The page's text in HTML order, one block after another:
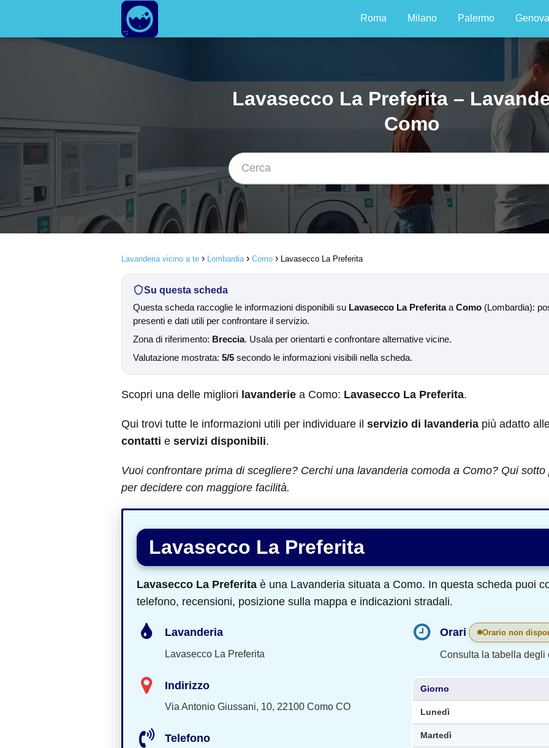
Roma Milano Palermo Genova
Lavasecco La Preferita –
Como
Lavanderia vicino a te Lombardia Como Lavasecco La Preferita
Su questa scheda
Questa scheda raccoglie le informazioni disponibili su Lavasecco La Preferitaa Como (Lombardia):
presenti e dati utili per confrontare il servizio.
Zona di riferimento: Breccia. Usala per orientarti e confrontare alternative vicine.
Valutazione mostrata: 5/5 secondo le informazioni visibili nella scheda.
Scopri una delle migliori lavanderie a Como: Lavasecco La Preferita.
Qui trovi tutte le informazioni utili per individuare il servizio di lavanderia più adatto
contatti e servizi disponibili.
Vuoi confrontare prima di scegliere? Cerchi una lavanderia comoda a Como? Qui
per decidere con maggiore facilità.
Lavasecco La Preferita
Lavasecco La Preferita è una Lavanderia situata a Como. In questa scheda puoi
telefono, recensioni, posizione sulla mappa e indicazioni stradali.
Lavanderia
Lavasecco La Preferita
Indirizzo
Via Antonio Giussani, 10, 22100 Como CO
Telefono
Orari Orario non
Consulta la tabella degli
Giorno
Lunedì
Martedì